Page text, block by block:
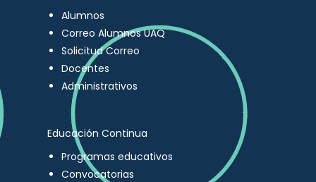
Alumnos
Correo Alumnos UAQ
Solicitud Correo
Docentes
Administrativos
Educación Continua
Programas educativos
Convocatorias